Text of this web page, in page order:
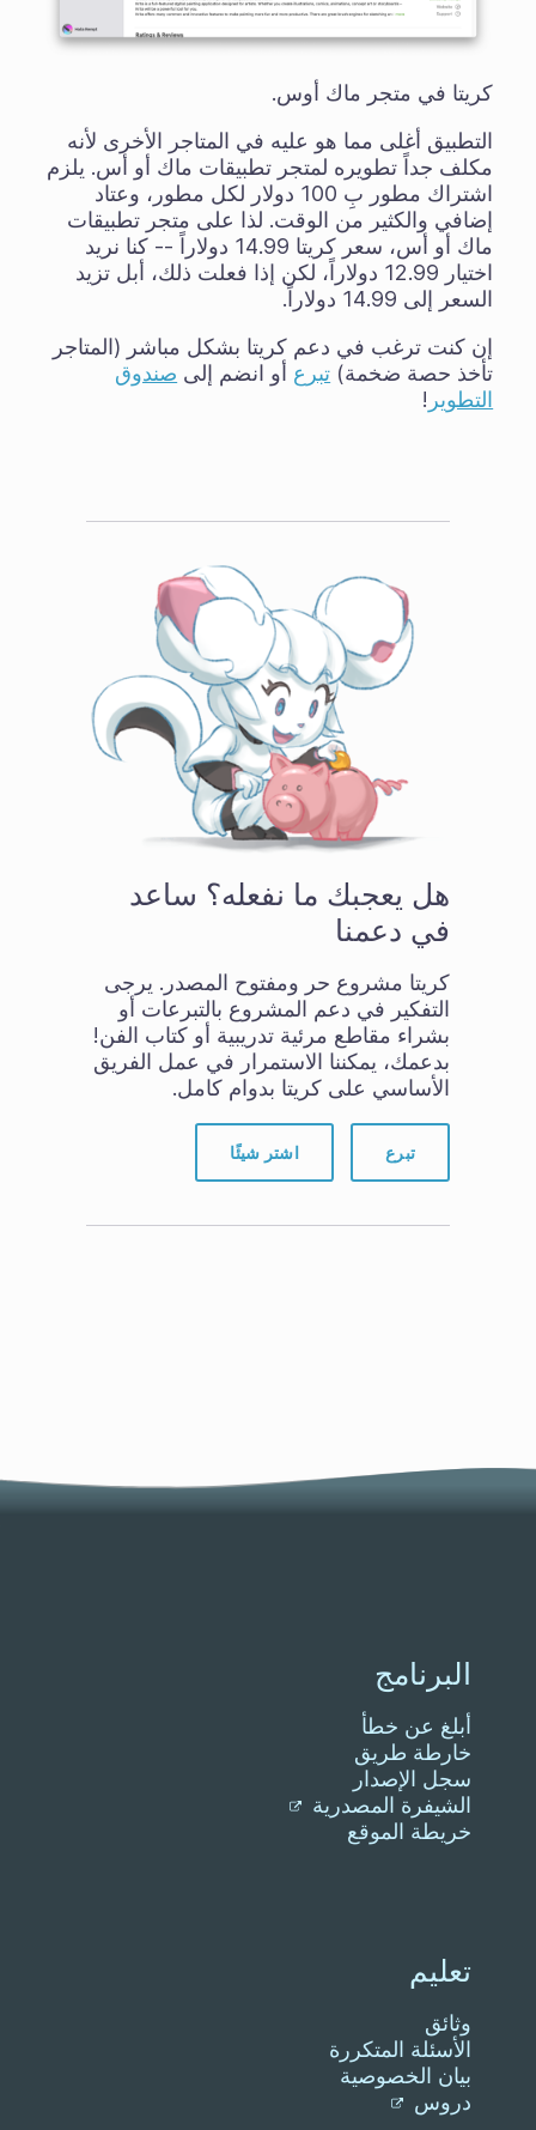
كريتا في متجر ماك أوس.
التطبيق أغلى مما هو عليه في المتاجر الأخرى لأنه
مكلف جداً تطويره لمتجر تطبيقات ماك أو أس. يلزم
اشتراك مطور بِ 100 دولار
لكل مطور، وعتاد
إضافي والكثير من الوقت. لذا على متجر تطبيقات
ماك أو أس، سعر كريتا 14.99 دولاراً -- كنا نريد
اختيار 12.99 دولاراً، لكن إذا فعلت ذلك، أبل تزيد
السعر إلى 14.99 دولاراً.
إن كنت ترغب في دعم كريتا بشكل مباشر (المتاجر
تأخذ حصة ضخمة) تبرع أو انضم إلى صندوق
التطوير !
هل يعجبك ما نفعله؟ ساعد
في دعمنا
كريتا مشروع حر ومفتوح المصدر. يرجى
التفكير في دعم المشروع بالتبرعات أو
بشراء مقاطع مرئية تدريبية أو كتاب الفن!
بدعمك، يمكننا الاستمرار في عمل الفريق
الأساسي على كريتا بدوام كامل.
تبرع اشتر شيئًا
البرنامج
أبلغ عن خطأ
خارطة طريق
سجل الإصدار
الشيفرة المصدرية
خريطة الموقع
تعليم
وثائق
الأسئلة المتكررة
بيان الخصوصية
دروس